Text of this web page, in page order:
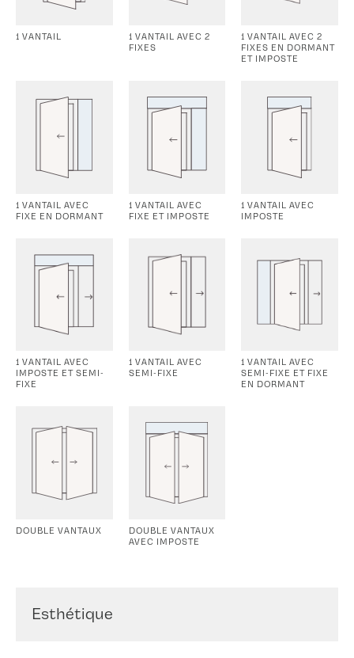
1 VANTAIL
1 VANTAIL AVEC 2
FIXES
1 VANTAIL AVEC 2
FIXES EN DORMANT
ET IMPOSTE
1 VANTAIL AVEC
FIXE EN DORMANT
1 VANTAIL AVEC
FIXE ET IMPOSTE
1 VANTAIL AVEC
IMPOSTE
1 VANTAIL AVEC
IMPOSTE ET SEMI-
FIXE
1 VANTAIL AVEC
SEMI-FIXE
1 VANTAIL AVEC
SEMI-FIXE ET FIXE
EN DORMANT
DOUBLE VANTAUX
DOUBLE VANTAUX
AVEC IMPOSTE
Esthétique